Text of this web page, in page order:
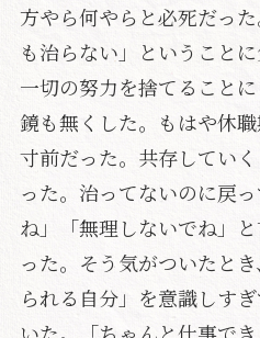
方やら何やらと必死だっ
も治らない」ということ
一切の努力を捨てること
鏡も無くした。もはや休
寸前だった。共存してい
った。治ってないのに戻
ね」「無理しないでね」
った。そう気がついたと
られる自分」を意識しす
いた。「ちゃんと仕事で